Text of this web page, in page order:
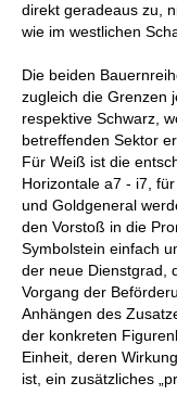
direkt geradeaus zu,
wie im westlichen
Die beiden
zugleich die Grenzen
respektive Schwarz,
betreffenden Sektor
Für Weiß ist die
Horizontale a7 - i7,
und Goldgeneral
den Vorstoß in die
Symbolstein einfach
der neue Dienstgrad,
Vorgang der
Anhängen des
der konkreten
Einheit, deren
ist, ein zusätzliches